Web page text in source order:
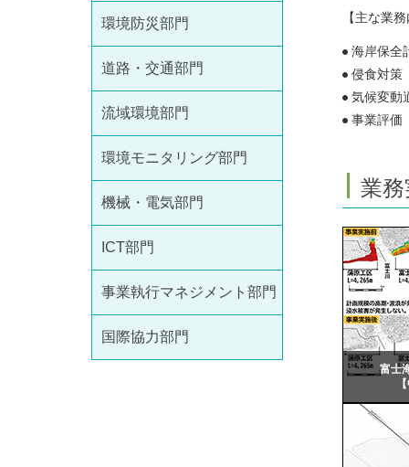
環境防災部門
道路・交通部門
流域環境部門
環境モニタリング部門
機械・電気部門
ICT部門
事業執行マネジメント部門
国際協力部門
【主な業
海岸保全
侵食対策
気候変動
事業評価
業
富士